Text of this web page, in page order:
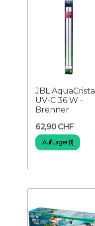
JBL AquaCristal
UV-C 36 W -
Brenner
62,90 CHF
Auf Lager (1)